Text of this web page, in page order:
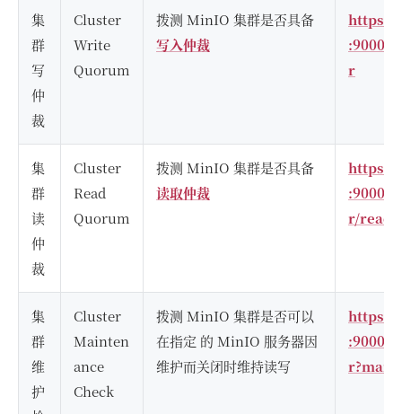
集
群
写
仲
裁
Cluster
Write
Quorum
拨测 MinIO 集群是否具备
写入仲裁
https://
:9000/
r
集
群
读
仲
裁
Cluster
Read
Quorum
拨测 MinIO 集群是否具备
读取仲裁
https://
:9000/
r/read
集
群
维
护
Cluster
Mainten
ance
Check
拨测 MinIO 集群是否可以
在指定 的 MinIO 服务器因
维护而关闭时维持读写
https://
:9000/